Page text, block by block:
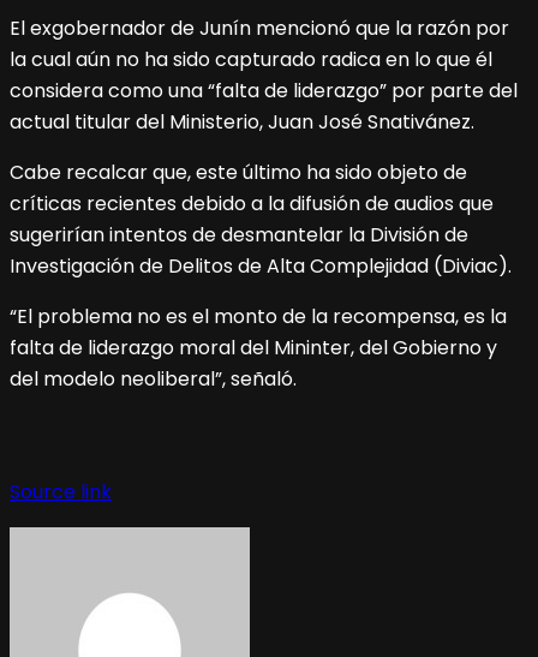
El exgobernador de Junín mencionó que la razón por
la cual aún no ha sido capturado radica en lo que él
considera como una “falta de liderazgo” por parte del
actual titular del Ministerio, Juan José Snativánez.
Cabe recalcar que, este último ha sido objeto de
críticas recientes debido a la difusión de audios que
sugerirían intentos de desmantelar la División de
Investigación de Delitos de Alta Complejidad (Diviac).
“El problema no es el monto de la recompensa, es la
falta de liderazgo moral del Mininter, del Gobierno y
del modelo neoliberal”, señaló.
Source link